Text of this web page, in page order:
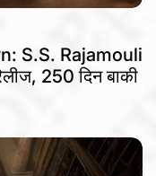
S.S. Rajamouli
250 दिन बाकी